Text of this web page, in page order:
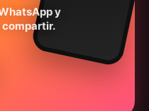
y
compartir.